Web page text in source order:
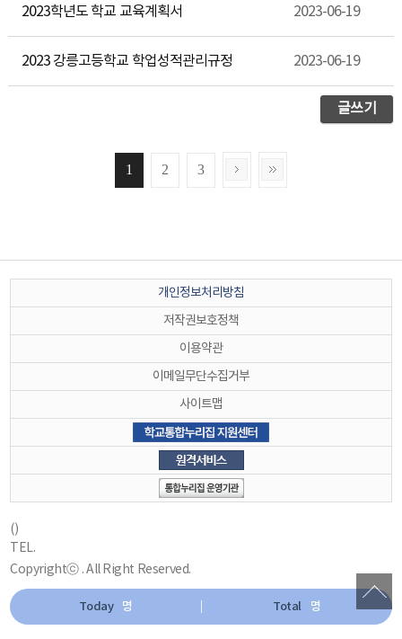
2023학년도 학교 교육계획서 2023-06-19
2023 강릉고등학교 학업성적관리규정 2023-06-19
글쓰기
1 2 3
개인정보처리방침
저작권보호정책
이용약관
이메일무단수집거부
사이트맵
()
TEL.
Copyrightⓒ . All Right Reserved.
Today 명 Total 명